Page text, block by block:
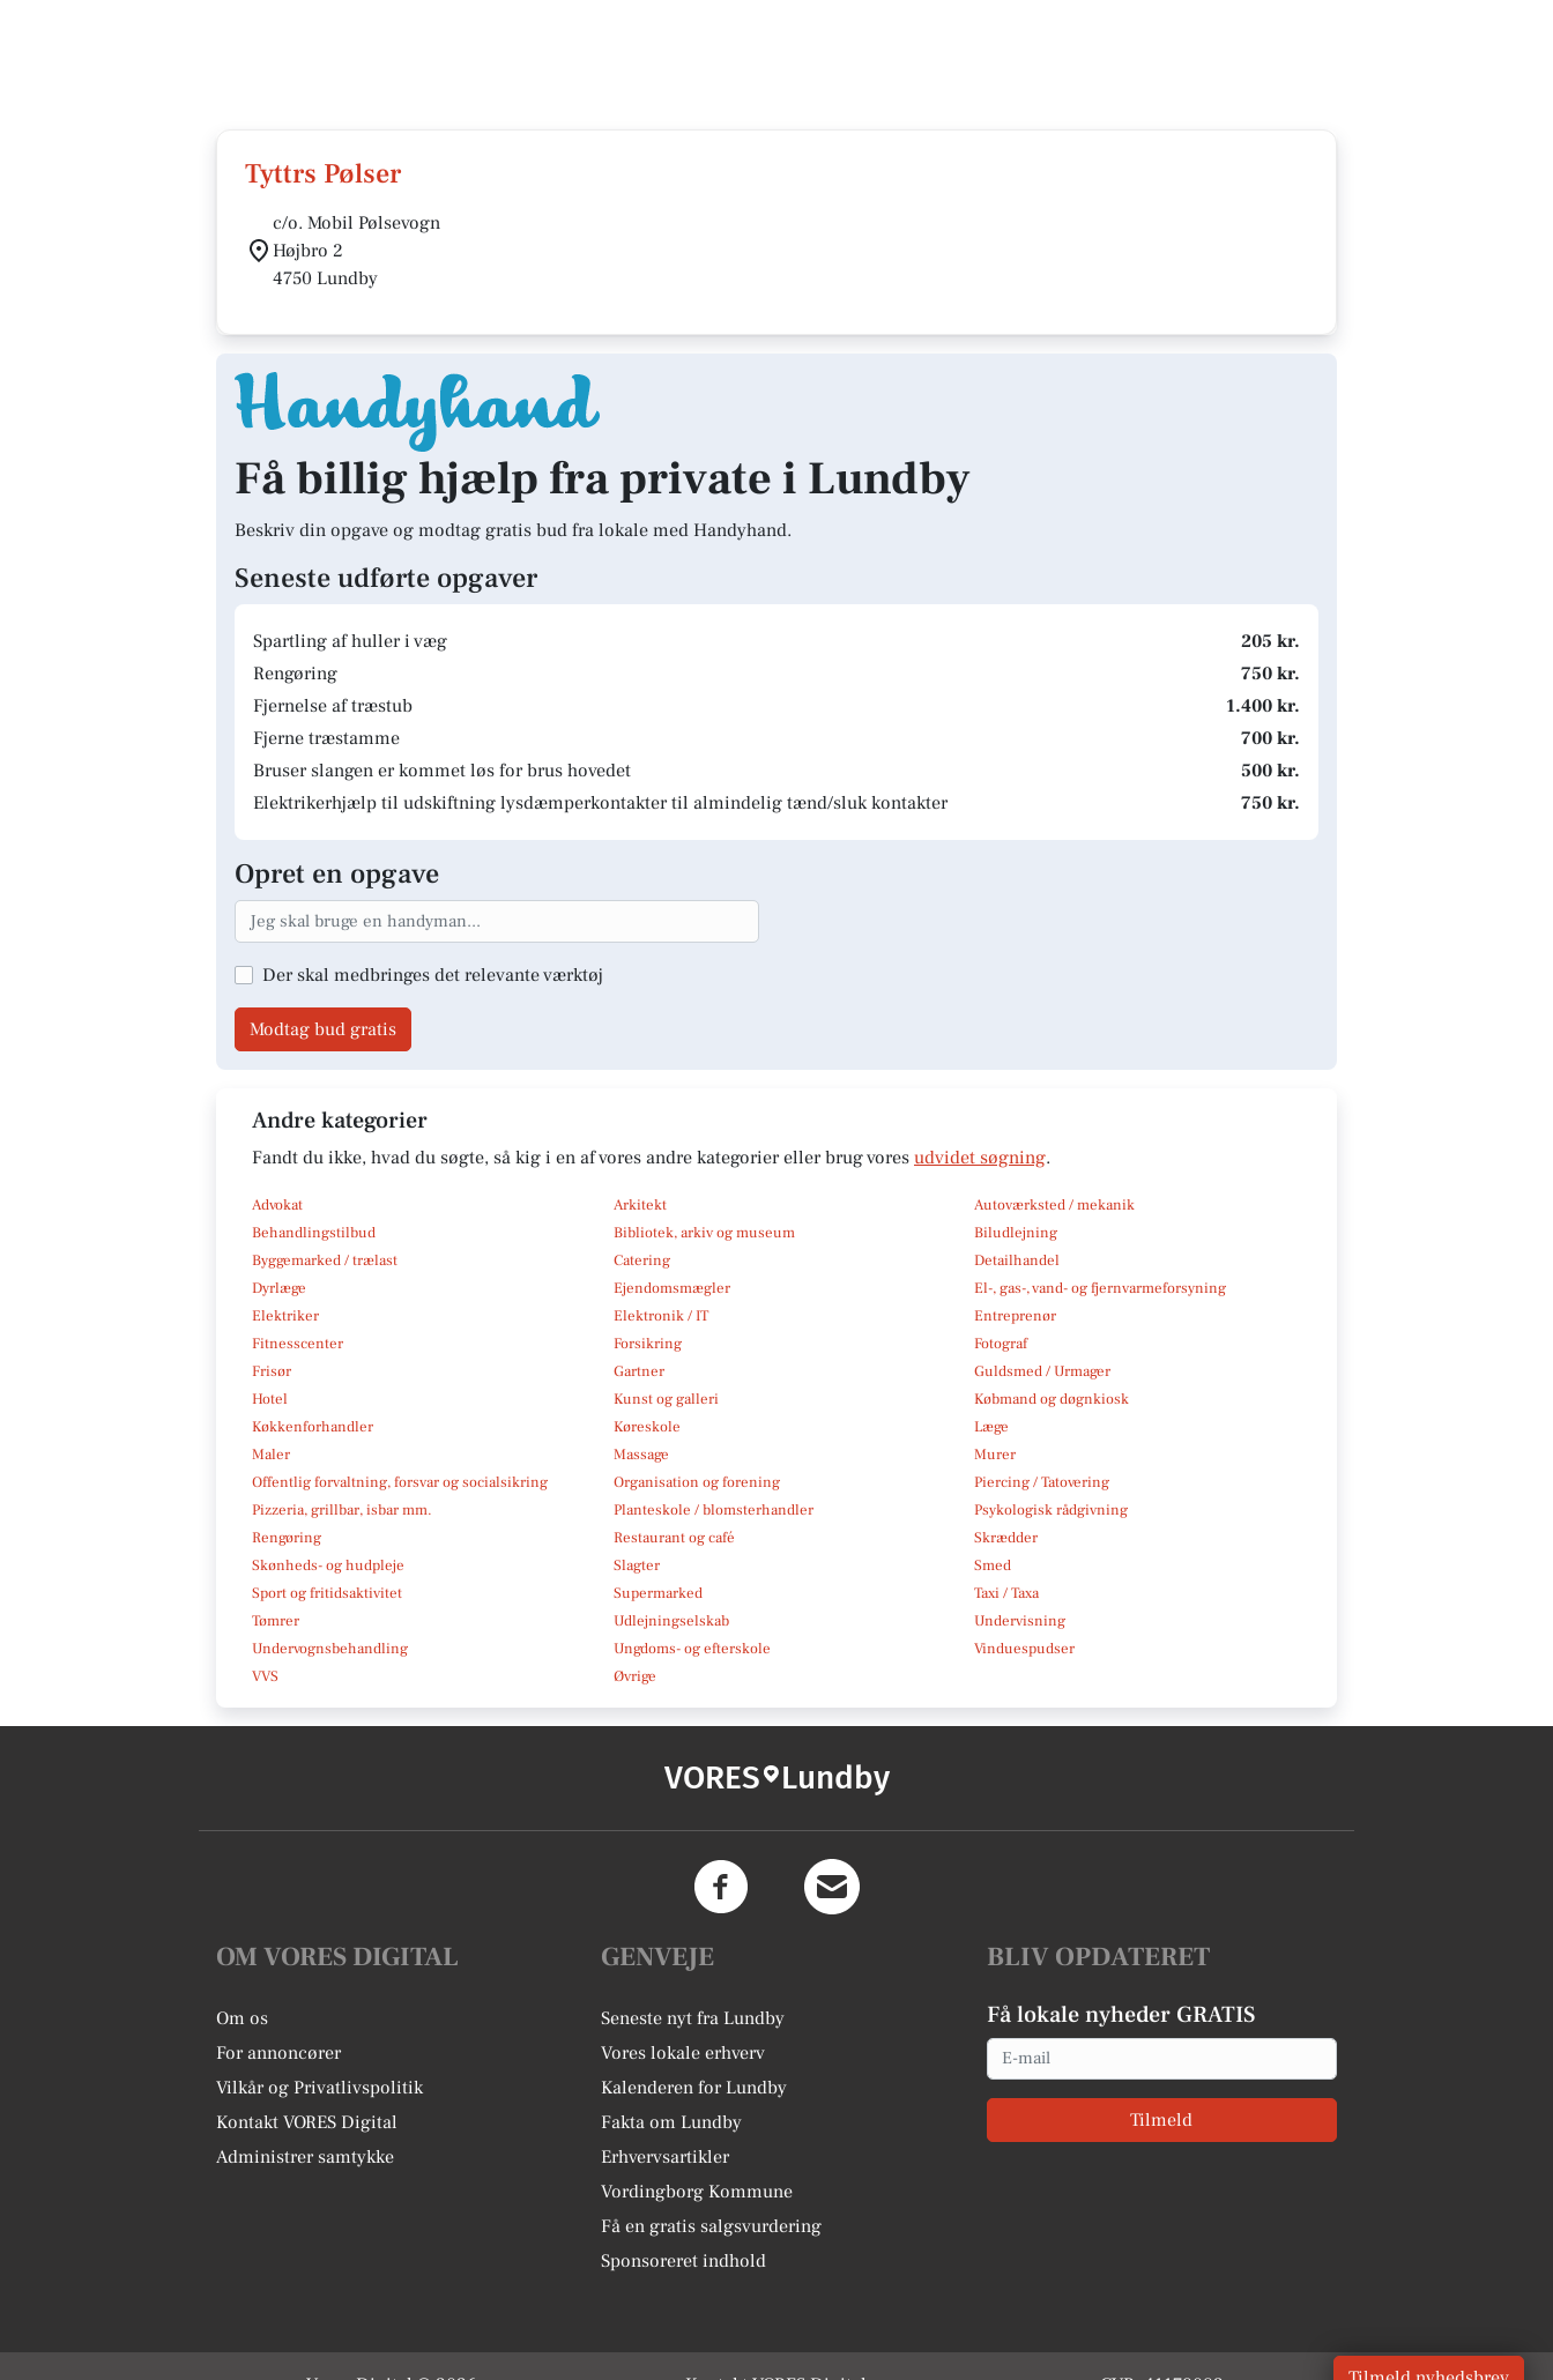
Tyttrs Pølser
c/o. Mobil Pølsevogn
Højbro 2
4750 Lundby
Få billig hjælp fra private i Lundby
Beskriv din opgave og modtag gratis bud fra lokale med Handyhand.
Seneste udførte opgaver
Spartling af huller i væg
205 kr.
Rengøring
750 kr.
Fjernelse af træstub
1.400 kr.
Fjerne træstamme
700 kr.
Bruser slangen er kommet løs for brus hovedet
500 kr.
Elektrikerhjælp til udskiftning lysdæmperkontakter til almindelig tænd/sluk kontakter
750 kr.
Opret en opgave
Der skal medbringes det relevante værktøj
Modtag bud gratis
Andre kategorier
Fandt du ikke, hvad du søgte, så kig i en af vores andre kategorier eller brug vores udvidet søgning.
Advokat Arkitekt
Autoværksted / mekanik
Behandlingstilbud
Bibliotek, arkiv og museum
Biludlejning
Byggemarked / trælast
Catering
Detailhandel
Dyrlæge
Ejendomsmægler
El-, gas-, vand- og fjernvarmeforsyning
Elektriker
Elektronik / IT
Entreprenør
Fitnesscenter
Forsikring
Fotograf
Frisør
Gartner
Guldsmed / Urmager
Hotel
Kunst og galleri
Købmand og døgnkiosk
Køkkenforhandler
Køreskole
Læge
Maler
Massage
Murer
Offentlig forvaltning, forsvar og socialsikring
Organisation og forening
Piercing / Tatovering
Pizzeria, grillbar, isbar mm.
Planteskole / blomsterhandler
Psykologisk rådgivning
Rengøring
Restaurant og café
Skrædder
Skønheds- og hudpleje
Slagter
Smed
Sport og fritidsaktivitet
Supermarked
Taxi / Taxa
Tømrer
Udlejningselskab
Undervisning
Undervognsbehandling
Ungdoms- og efterskole
Vinduespudser
VVS
Øvrige
VORES Lundby
OM VORES DIGITAL
Om os
For annoncører
Vilkår og Privatlivspolitik
Kontakt VORES Digital
Administrer samtykke
GENVEJE
Seneste nyt fra Lundby
Vores lokale erhverv
Kalenderen for Lundby
Fakta om Lundby
Erhvervsartikler
Vordingborg Kommune
Få en gratis salgsvurdering
Sponsoreret indhold
BLIV OPDATERET
Få lokale nyheder GRATIS
Email
Tilmeld